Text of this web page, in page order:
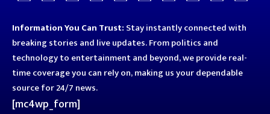
Information You Can Trust: Stay instantly connected with
breaking stories and live updates. From politics and
technology to entertainment and beyond, we provide real-
time coverage you can rely on, making us your dependable
source for 24/7 news.
[mc4wp_form]